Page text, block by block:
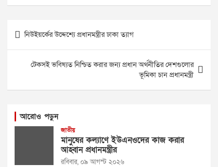
Post
navigation
নিউইয়র্কের উদ্দেশ্যে প্রধানমন্ত্রীর ঢাকা ত্যাগ
টেকসই ভবিষ্যত নিশ্চিত করার জন্য প্রধান অর্থনীতির দেশগুলোর
ভূমিকা চান প্রধানমন্ত্রী
আরোও পড়ুন
জাতীয়
মানুষের কল্যাণে ইউএনওদের কাজ করার
আহ্বান প্রধানমন্ত্রীর
রবিবার, ০৯ আগস্ট ২০২৬